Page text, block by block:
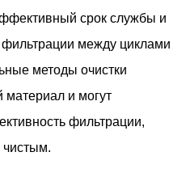
срок службы и
между циклами
методы очистки
и могут
фильтрации,
чистым.